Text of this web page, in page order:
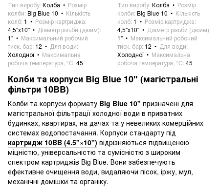
Тип виробу Колба
Розмір
колби Big Blue 10
Кількість
колб 1
Розмір картриджа
4,5"х10"
Діаметр різьби (дюйм)
1"
Максимальний робочий
тиск, бар 12
Для води
Холодної
Максимальна
робоча температура, °C 45
Тип виробу Колба
Розмір
колби Big Blue 10
Кількість
колб 1
Розмір картриджа
4,5"х10"
Діаметр різьби (дюйм)
1"
Максимальний робочий
тиск, бар 12
Для води
Холодної
Максимальна
робоча температура, °C 45
Колби та корпуси Big Blue 10" (магістральні
фільтри 10BB)
Колби та корпуси формату Big Blue 10" призначені для
магістральної фільтрації холодної води в приватних
будинках, квартирах, на дачах та у невеликих комерційних
системах водопостачання. Корпуси стандарту під
картридж 10BB (4.5"×10") відрізняються підвищеною
міцністю, універсальністю та сумісністю з широким
спектром картриджів Big Blue. Вони забезпечують
ефективне очищення води, видаляючи пісок, іржу, мул,
механічні домішки та органіку.